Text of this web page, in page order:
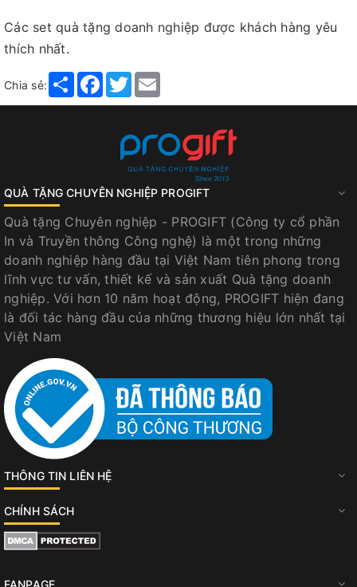
Các set quà tặng doanh nghiệp được khách hàng yêu
thích nhất.
Chia sẻ: Share Facebook
Twitter
QUÀ TẶNG CHUYÊN NGHIỆP PROGIFT
Quà tặng Chuyên nghiệp - PROGIFT (Công ty cổ phần
In và Truyền thông Công nghệ) là một trong những
doanh nghiệp hàng đầu tại Việt Nam tiên phong trong
lĩnh vực tư vấn, thiết kế và sản xuất Quà tặng doanh
nghiệp. Với hơn 10 năm hoạt động, PROGIFT hiện đang
là đối tác hàng đầu của những thương hiệu lớn nhất tại
Việt Nam
THÔNG TIN LIÊN HỆ
CHÍNH SÁCH
FANPAGE